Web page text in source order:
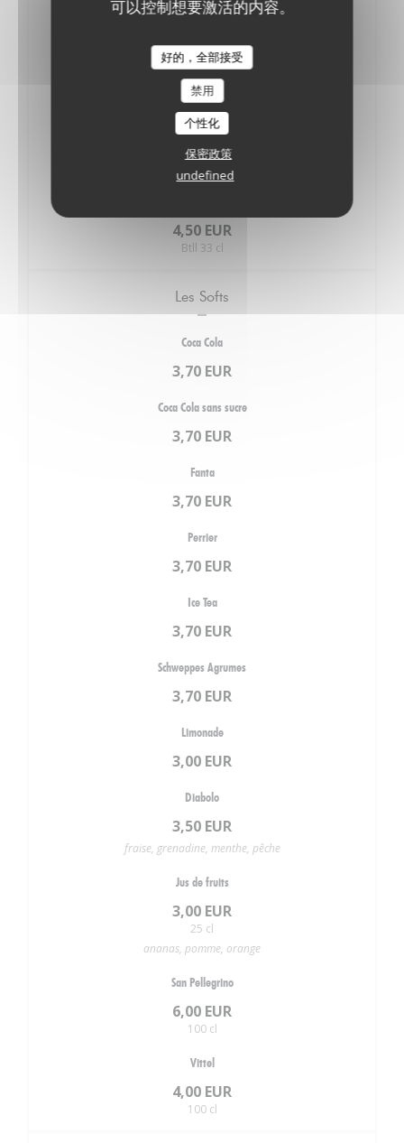
可以控制想要激活的内容。
好的，全部接受
禁用
个性化
保密政策
undefined
Sans alcool
La Source
4,50 EUR
Btll 33 cl
4,50 EUR
Btll 33 cl
Les Softs
Coca Cola
3,70 EUR
Coca Cola sans sucre
3,70 EUR
Fanta
3,70 EUR
Perrier
3,70 EUR
Ice Tea
3,70 EUR
Schweppes Agrumes
3,70 EUR
Limonade
3,00 EUR
Diabolo
3,50 EUR
fraise, grenadine, menthe, pêche
Jus de fruits
3,00 EUR
25 cl
ananas, pomme, orange
San Pellegrino
6,00 EUR
100 cl
Vittel
4,00 EUR
100 cl